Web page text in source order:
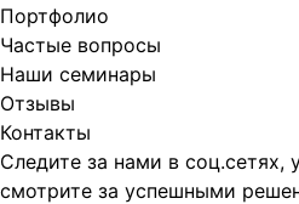
Портфолио
Частые вопросы
Наши семинары
Отзывы
Контакты
Следите за нами в соц.сетях,
смотрите за успешными